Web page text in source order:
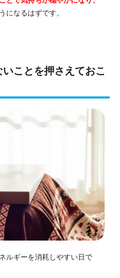
になるはずです。
ことを押さえておこ
ルギーを消耗しやすい日で